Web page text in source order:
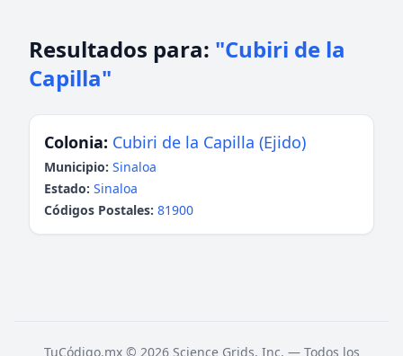
Resultados para: "Cubiri de la
Capilla"
Colonia: Cubiri de la Capilla (Ejido)
Municipio: Sinaloa
Estado: Sinaloa
Códigos Postales: 81900
TuCódigo.mx © 2026 Science Grids, Inc. — Todos los